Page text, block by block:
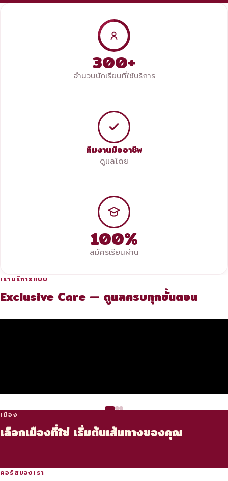
300+
จำนวนนักเรียนที่ใช้บริการ
ทีมงานมืออาชีพ
ดูแลโดย
100%
สมัครเรียนผ่าน
เราบริการแบบ
Exclusive Care — ดูแลครบทุกขั้นตอน
เมือง
เลือกเมืองที่ใช่ เริ่มต้นเส้นทางของคุณ
กวางโจว
เมืองการค้าอันดับต้น ๆ ของจีน
บินตรงจากไทยเพียง 2 ชม. 30
ศูนย์กลางเทคโนโลยีของจีน
บรรยากาศนานาชาติ
เฉิงตู
Chengdu
เมืองจีนตะวันตก ค่าครองชีพ
เมืองริมทะเล บรรยากาศสบาย ค่า
คอร์สของเรา